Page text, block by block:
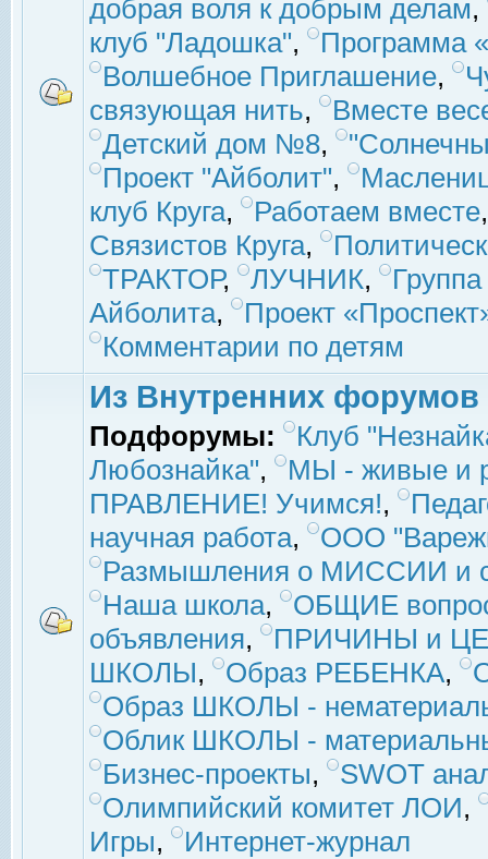
добрая воля к добрым делам,
клуб "Ладошка",
Программа
Волшебное Приглашение,
связующая нить,
Вместе
Детский дом №8,
Проект "Айболит",
клуб Круга, Работаем вместе
Связистов Круга,
ТРАКТОР, ЛУЧНИК,
Айболита,
Проект
Комментарии по детям
Из Внутренних форумов
Подфорумы:
Клуб
Любознайка",
МЫ - живые и
ПРАВЛЕНИЕ! Учимся!,
научная работа,
ООО
Размышления о МИССИИ и
Наша школа,
ОБЩИЕ
объявления,
ПРИЧИНЫ и
ШКОЛЫ, Образ РЕБЕНКА,
Образ ШКОЛЫ -
Облик ШКОЛЫ -
Бизнес-проекты,
SWOT
Олимпийский комитет ЛОИ,
Игры, Интернет-журнал